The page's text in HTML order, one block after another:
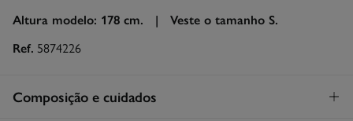
Altura modelo: 178 cm. | Veste o tamanho S.
Ref. 5874226
Composição e cuidados